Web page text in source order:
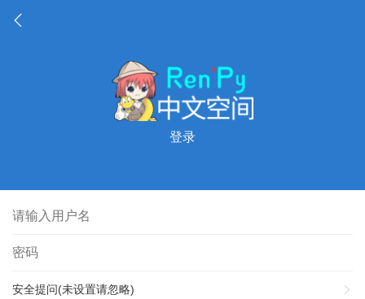
登录
安全提问(未设置请忽略)